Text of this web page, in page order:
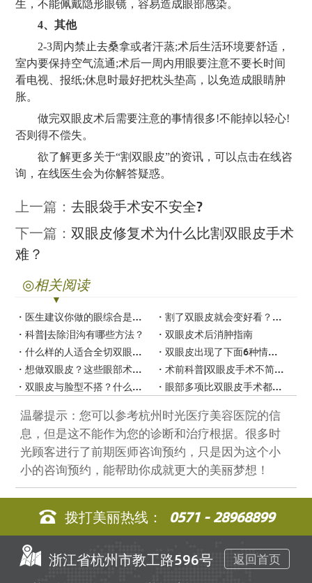
生，不能佩戴隐形眼镜，容易造成眼部感染。
4、其他
2-3周内禁止去桑拿或者汗蒸;术后生活环境要舒适，
室内要保持空气流通;术后一周内用眼要注意不要长时间
看电视、报纸;休息时最好把枕头垫高，以免造成眼睛肿
胀。
做完双眼皮术后需要注意的事情很多!不能掉以轻心!
否则得不偿失。
欲了解更多关于“割双眼皮”的资讯，可以点击在线咨
询，在线医生会为你解答疑惑。
上一篇：去眼袋手术安不安全?
下一篇：双眼皮修复术为什么比割双眼皮手术
难？
◎相关阅读
医生建议你做的眼综合是什么？
割了双眼皮就会变好看？还要满足这四点
科普|去除泪沟有哪些方法？
双眼皮术后消肿指南
什么样的人适合全切双眼皮？
双眼皮出现了下面6种情况，你就该做修复了
想做双眼皮？这些眼部术式你了解吗？
术前科普|双眼皮手术不简单，术前要注意这些！
双眼皮与脸型不搭？什么样的双眼皮才美？
眼部多项比双眼皮手术都多了些什么？
温馨提示：您可以参考杭州时光医疗美容医院的信
息，但是这不能作为您的诊断和治疗根据。很多时
光顾客进行了前期医师咨询预约，只是因为这个小
小的咨询预约，能帮助你成就更大的美丽梦想！
拨打美丽热线： 0571 - 28968899
返回首页
浙江省杭州市教工路596号